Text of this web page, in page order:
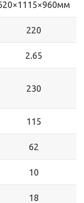
220
2.65
230
115
62
10
18